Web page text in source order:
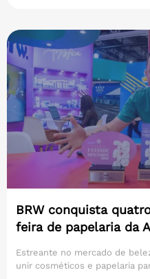
BRW conquista
feira de papelaria da
Estreante no mercado de
unir cosméticos e papelaria